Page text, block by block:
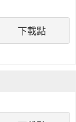
下載點